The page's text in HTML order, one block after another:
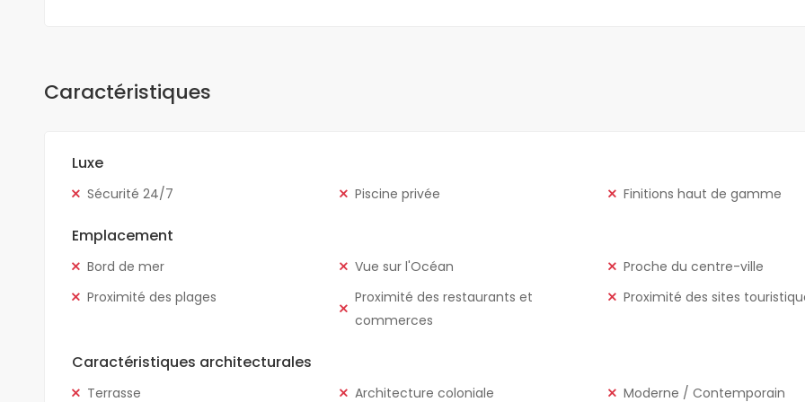
Caractéristiques
Luxe
Sécurité 24/7 Piscine privée Finitions haut de gamme
Emplacement
Bord de mer Vue sur l'Océan
Proche du centre-ville
Proximité des plages
Proximité des restaurants et
commerces
Proximité des sites
Caractéristiques architecturales
Terrasse Architecture coloniale Moderne / Contemporain